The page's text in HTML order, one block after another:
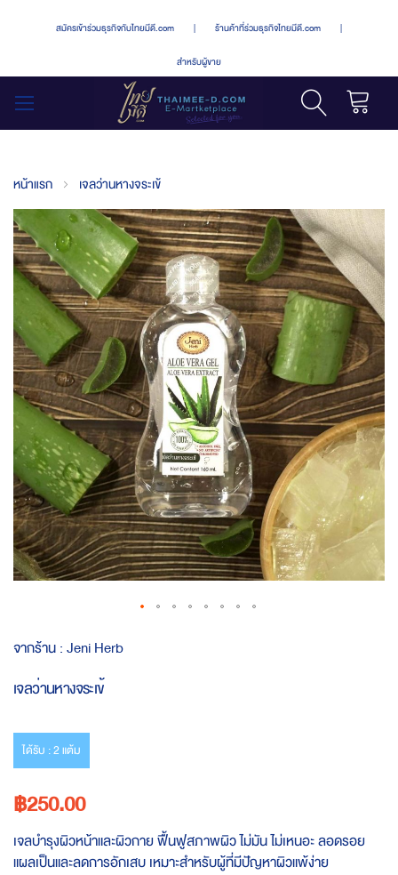
สมัครเข้าร่วมธุรกิจกับไทยมีดี.com | ร้านค้าที่ร่วมธุรกิจไทยมีดี.com |
สำหรับผู้ขาย
หน้าแรก เจลว่านหางจระเข้
Skip
to
the
end
of
the
images
gallery
to
beginning
the
images
gallery
จากร้าน :Jeni Herb
เจลว่านหางจระเข้
ได้รับ : 2 แต้ม
฿250.00
เจลบำรุงผิวหน้าและผิวกาย ฟื้นฟูสภาพผิว ไม่มัน ไม่เหนอะ ลอดรอย
แผลเป็นและลดการอักเสบ เหมาะสำหรับผู้ที่มีปัญหาผิวแพ้ง่าย